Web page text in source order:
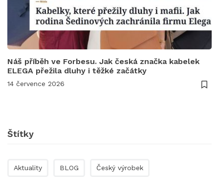
Náš příběh ve Forbesu. Jak česká značka kabelek
ELEGA přežila dluhy i těžké začátky
14 července 2026
Štítky
Aktuality BLOG Český výrobek